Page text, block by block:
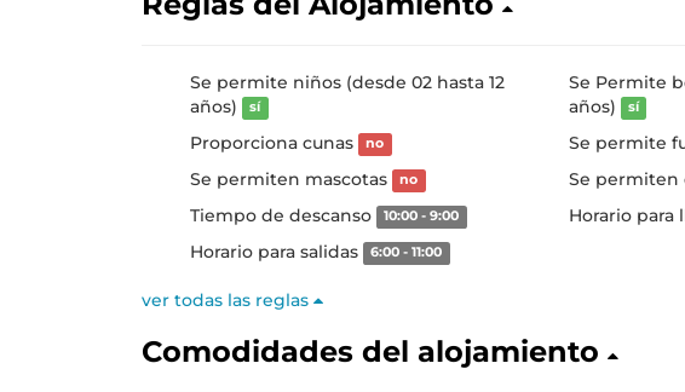
Se permite niños (desde 02 hasta 12
años)
sí
Se Permite
años)
sí
Proporciona cunas no Se permite
Se permiten mascotas no Se permiten
Tiempo de descanso 10:00 - 9:00 Horario para
Horario para salidas 6:00 - 11:00
ver todas las reglas
Comodidades del alojamiento